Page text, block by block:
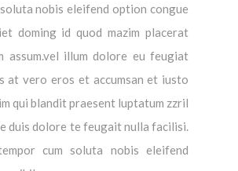
nobis eleifend option congue
doming id quod mazim placerat
assum.vel illum dolore eu feugiat
at vero eros et accumsan et iusto
qui blandit praesent luptatum zzril
duis dolore te feugait nulla facilisi.
cum soluta nobis eleifend